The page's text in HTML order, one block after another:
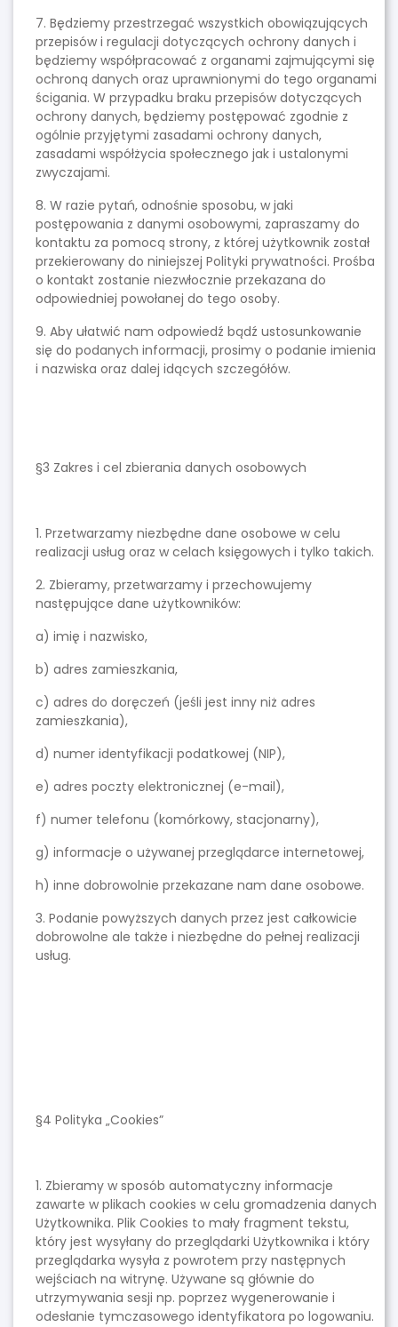
7. Będziemy przestrzegać wszystkich obowiązujących
przepisów i regulacji dotyczących ochrony danych i
będziemy współpracować z organami zajmującymi się
ochroną danych oraz uprawnionymi do tego organami
ścigania. W przypadku braku przepisów dotyczących
ochrony danych, będziemy postępować zgodnie z
ogólnie przyjętymi zasadami ochrony danych,
zasadami współżycia społecznego jak i ustalonymi
zwyczajami.
8. W razie pytań, odnośnie sposobu, w jaki
postępowania z danymi osobowymi, zapraszamy do
kontaktu za pomocą strony, z której użytkownik został
przekierowany do niniejszej Polityki prywatności. Prośba
o kontakt zostanie niezwłocznie przekazana do
odpowiedniej powołanej do tego osoby.
9. Aby ułatwić nam odpowiedź bądź ustosunkowanie
się do podanych informacji, prosimy o podanie imienia
i nazwiska oraz dalej idących szczegółów.
§3 Zakres i cel zbierania danych osobowych
1. Przetwarzamy niezbędne dane osobowe w celu
realizacji usług oraz w celach księgowych i tylko takich.
2. Zbieramy, przetwarzamy i przechowujemy
następujące dane użytkowników:
a) imię i nazwisko,
b) adres zamieszkania,
c) adres do doręczeń (jeśli jest inny niż adres
zamieszkania),
d) numer identyfikacji podatkowej (NIP),
e) adres poczty elektronicznej (e-mail),
f) numer telefonu (komórkowy, stacjonarny),
g) informacje o używanej przeglądarce internetowej,
h) inne dobrowolnie przekazane nam dane osobowe.
3. Podanie powyższych danych przez jest całkowicie
dobrowolne ale także i niezbędne do pełnej realizacji
usług.
§4 Polityka „Cookies”
1. Zbieramy w sposób automatyczny informacje
zawarte w plikach cookies w celu gromadzenia danych
Użytkownika. Plik Cookies to mały fragment tekstu,
który jest wysyłany do przeglądarki Użytkownika i który
przeglądarka wysyła z powrotem przy następnych
wejściach na witrynę. Używane są głównie do
utrzymywania sesji np. poprzez wygenerowanie i
odesłanie tymczasowego identyfikatora po logowaniu.